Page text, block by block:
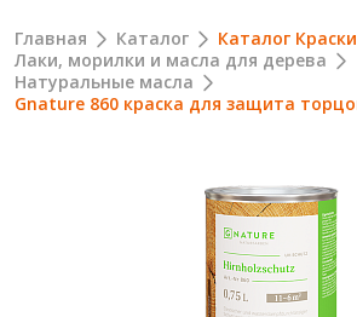
Главная Каталог
Каталог
Лаки, морилки и масла для дерева
Натуральные масла
Gnature 860 краска для защита